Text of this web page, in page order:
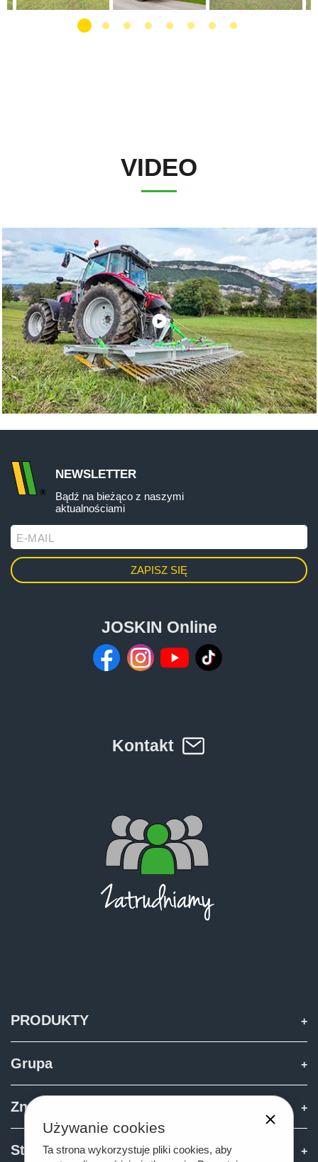
Używanie cookies
Ta strona wykorzystuje pliki cookies, aby
VIDEO
NEWSLETTER
Bądź na bieżąco z naszymi
aktualnościami
E-MAIL
JOSKIN Online
Kontakt
PRODUKTY
Grupa
Znajdź i kup
Strefa Joskin